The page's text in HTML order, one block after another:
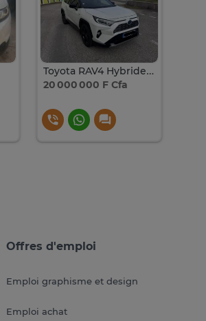
Toyota RAV4 Hybride Blanc SUV 2021 Économique
20 000 000 F Cfa
Offres d'emploi
Emploi graphisme et design
Emploi achat